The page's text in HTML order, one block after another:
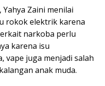
Yahya Zaini menilai
rokok elektrik karena
narkoba perlu
karena isu
vape juga menjadi salah
anak muda.